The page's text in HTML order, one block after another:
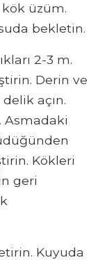
üzüm.
bekletin.
2-3 m.
Derin ve
açın.
Asmadaki
Kökleri
geri
Kuyuda